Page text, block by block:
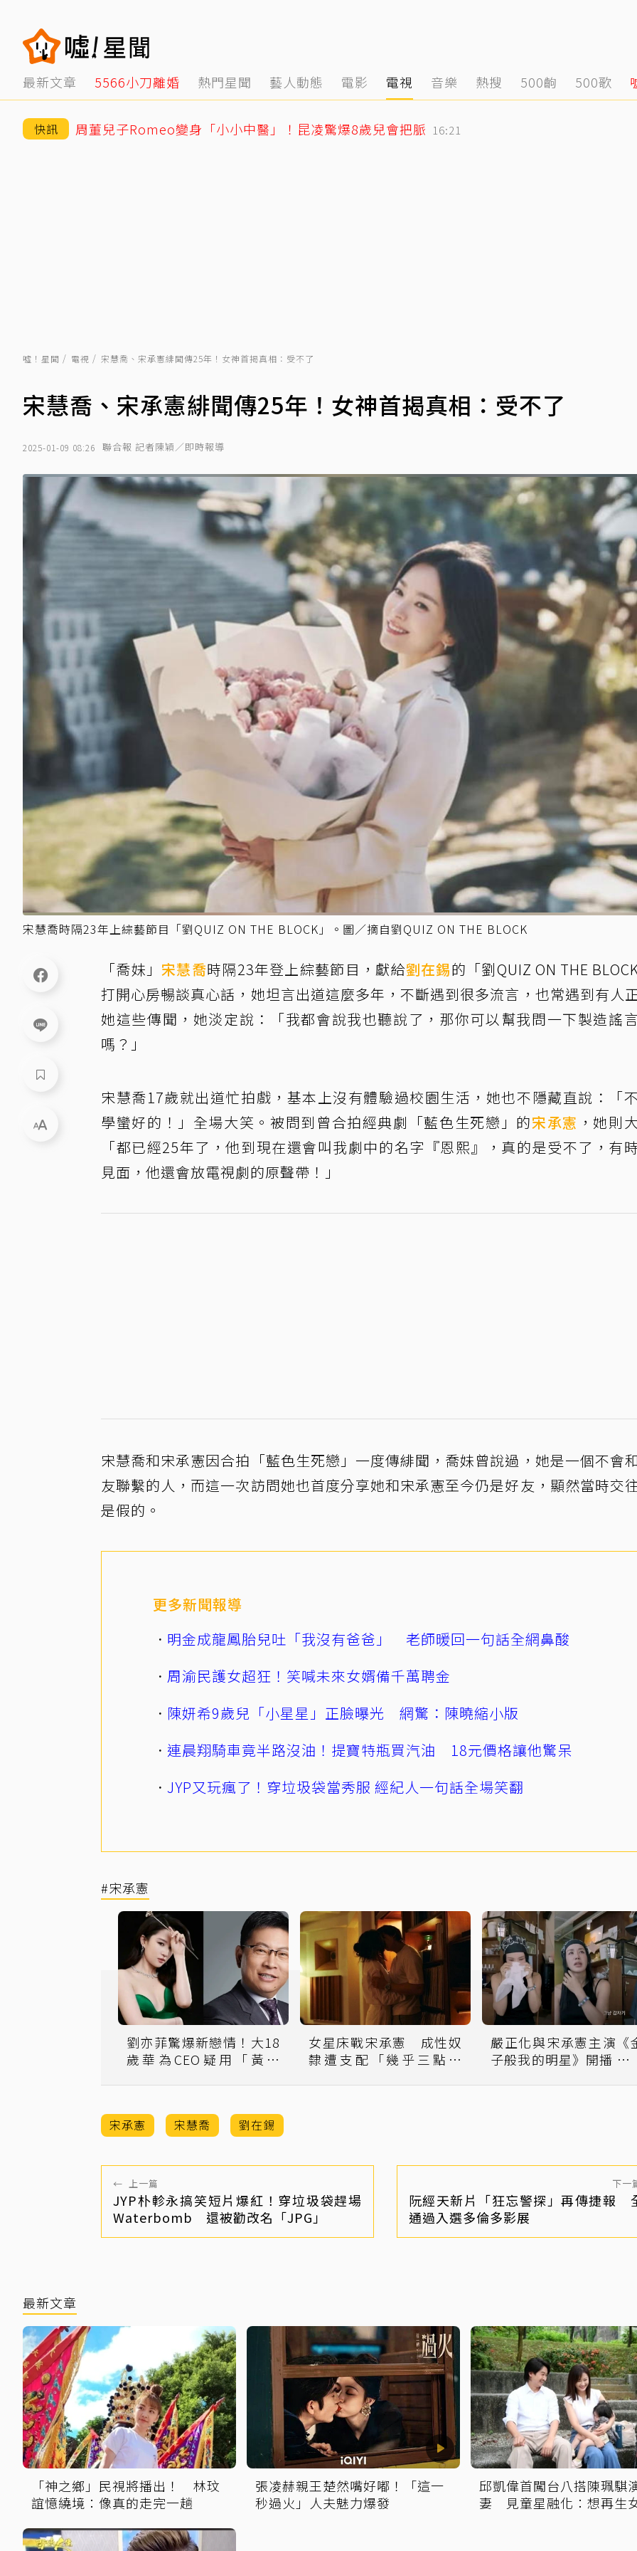
最新文章 5566小刀離婚 熱門星聞 藝人動態 電影 電視 音樂 熱搜 500齣 500歌
快訊 周董兒子Romeo變身「小小中醫」！昆凌驚爆8歲兒會把脈 16:21
噓！星聞 電視 宋慧喬、宋承憲緋聞傳25年！女神首揭真相：受不了
宋慧喬、宋承憲緋聞傳25年！女神首揭真相：受不了
2025-01-09 08:26 聯合報 記者陳穎／即時報導
宋慧喬時隔23年上綜藝節目「劉QUIZ ON THE BLOCK」。圖／摘自劉QUIZ ON THE BLOCK
「喬妹」宋慧喬時隔23年登上綜藝節目，獻給劉在錫的「劉QUIZ ON THE
打開心房暢談真心話，她坦言出道這麼多年，不斷遇到很多流言，也常遇到有人
她這些傳聞，她淡定說：「我都會說我也聽說了，那你可以幫我問一下製造謠
嗎？」
宋慧喬17歲就出道忙拍戲，基本上沒有體驗過校園生活，她也不隱藏直說：「
學蠻好的！」全場大笑。被問到曾合拍經典劇「藍色生死戀」的宋承憲 ，她則
「都已經25年了，他到現在還會叫我劇中的名字『恩熙』，真的是受不了，有
見面，他還會放電視劇的原聲帶！」
宋慧喬和宋承憲因合拍「藍色生死戀」一度傳緋聞，喬妹曾說過，她是一個不會
友聯繫的人，而這一次訪問她也首度分享她和宋承憲至今仍是好友，顯然當時交
是假的。
更多新聞報導
明金成龍鳳胎兒吐「我沒有爸爸」 老師暖回一句話全網鼻酸
周渝民護女超狂！笑喊未來女婿備千萬聘金
陳妍希9歲兒「小星星」正臉曝光 網驚：陳曉縮小版
連晨翔騎車竟半路沒油！提寶特瓶買汽油 18元價格讓他驚呆
JYP又玩瘋了！穿垃圾袋當秀服 經紀人一句話全場笑翻
#宋承憲
劉亦菲驚爆新戀情！大18
歲華為CEO疑用「黃玫
女星床戰宋承憲 成性奴
隸遭支配「幾乎三點全
嚴正化與宋承憲主演《
子般我的明星》開播 談甲
宋承憲 宋慧喬 劉在錫
← 上一篇
JYP朴軫永搞笑短片爆紅！穿垃圾袋趕場
Waterbomb 還被勸改名「JPG」
下一
阮經天新片「狂忘警探」再傳捷報
通過入選多倫多影展
最新文章
「神之鄉」民視將播出！ 林玟
誼憶繞境：像真的走完一趟
張凌赫親王楚然嘴好嘟！「這一
秒過火」人夫魅力爆發
邱凱偉首闖台八搭陳珮騏
妻 見童星融化：想再生